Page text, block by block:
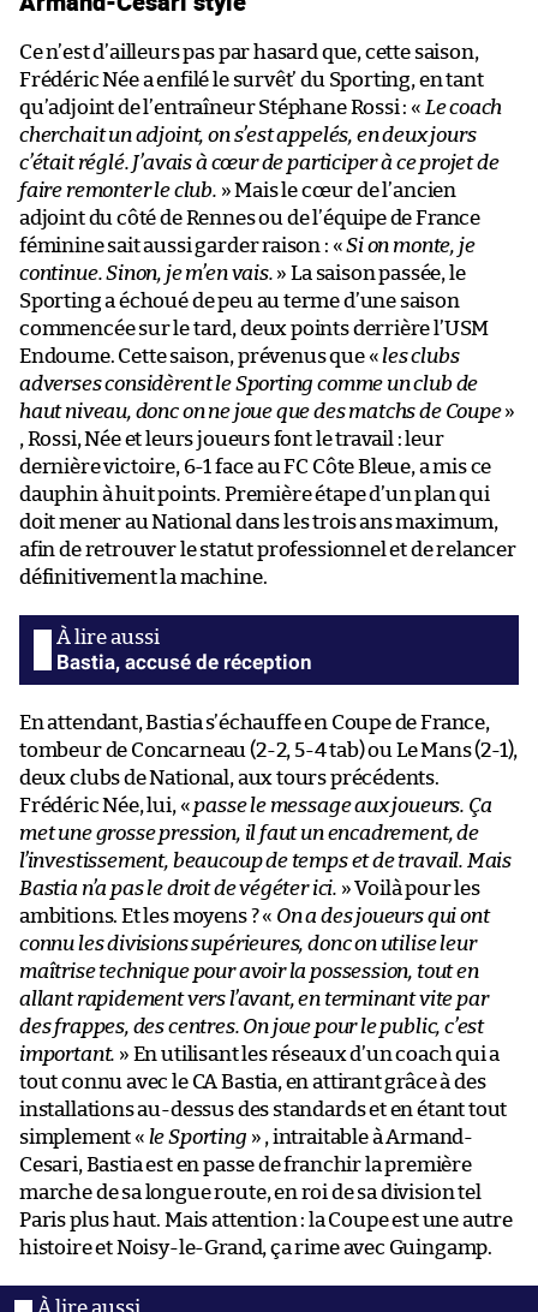
Ce n’est d’ailleurs pas par hasard que, cette saison,
Frédéric Née a enfilé le survêt’ du Sporting, en tant
qu’adjoint de l’entraîneur Stéphane Rossi : « Le coach
cherchait un adjoint, on s’est appelés, en deux jours
c’était réglé. J’avais à cœur de participer à ce projet de
faire remonter le club. » Mais le cœur de l’ancien
adjoint du côté de Rennes ou de l’équipe de France
féminine sait aussi garder raison : «Si on monte, je
continue. Sinon, je m’en vais. » La saison passée, le
Sporting a échoué de peu au terme d’une saison
commencée sur le tard, deux points derrière l’USM
Endoume. Cette saison, prévenus que « les clubs
adverses considèrent le Sporting comme un club de
haut niveau, donc on ne joue que des matchs de Coupe»
, Rossi, Née et leurs joueurs font le travail : leur
dernière victoire, 6-1 face au FC Côte Bleue, a mis ce
dauphin à huit points. Première étape d’un plan qui
doit mener au National dans les trois ans maximum,
afin de retrouver le statut professionnel et de relancer
définitivement la machine.
Bastia, accusé de réception
En attendant, Bastia s’échauffe en Coupe de France,
tombeur de Concarneau (2-2, 5-4 tab) ou Le Mans (2-1),
deux clubs de National, aux tours précédents.
Frédéric Née, lui, « passe le message aux joueurs. Ça
met une grosse pression, il faut un encadrement, de
l’investissement, beaucoup de temps et de travail. Mais
Bastia n’a pas le droit de végéter ici. » Voilà pour les
ambitions. Et les moyens ? « On a des joueurs qui ont
connu les divisions supérieures, donc on utilise leur
maîtrise technique pour avoir la possession, tout en
allant rapidement vers l’avant, en terminant vite par
des frappes, des centres. On joue pour le public, c’est
important. » En utilisant les réseaux d’un coach qui a
tout connu avec le CA Bastia, en attirant grâce à des
installations au-dessus des standards et en étant tout
simplement « le Sporting » , intraitable à Armand-
Cesari, Bastia est en passe de franchir la première
marche de sa longue route, en roi de sa division tel
Paris plus haut. Mais attention : la Coupe est une autre
histoire et Noisy-le-Grand, ça rime avec Guingamp.